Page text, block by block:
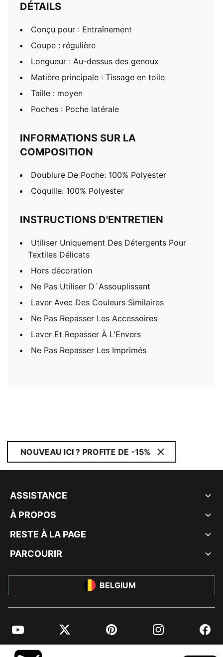
DÉTAILS
Conçu pour : Entraînement
Coupe : régulière
Longueur : Au-dessus des genoux
Matière principale : Tissage en toile
Taille : moyen
Poches : Poche latérale
INFORMATIONS SUR LA
COMPOSITION
Doublure De Poche: 100% Polyester
Coquille: 100% Polyester
INSTRUCTIONS D'ENTRETIEN
Utiliser Uniquement Des Détergents Pour
Textiles Délicats
Hors décoration
Ne Pas Utiliser D´Assouplissant
Laver Avec Des Couleurs Similaires
Ne Pas Repasser Les Accessoires
Laver Et Repasser À L'Envers
Ne Pas Repasser Les Imprimés
NOUVEAU ICI ? PROFITE DE -15%
ASSISTANCE
À PROPOS
RESTE À LA PAGE
PARCOURIR
BELGIUM
YouTube Twitter Pinterest Instagram
© PUMA EUROPE GMBH, 2026. TOUS DROITS RÉSERVÉS